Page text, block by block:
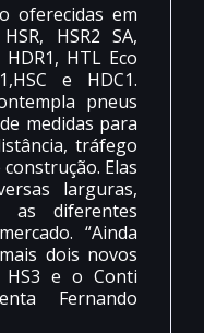
oferecidas em
HSR2 SA,
HDR1, HTL Eco
e HDC1.
pneus
medidas para
tráfego
Elas
larguras,
as diferentes
“Ainda
dois novos
HS3 e o Conti
Fernando